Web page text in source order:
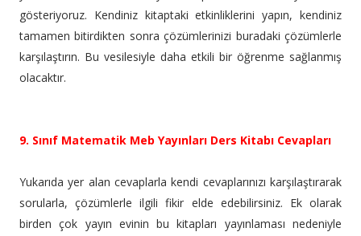
gösteriyoruz. Kendiniz kitaptaki etkinliklerini yapın, kendiniz
tamamen bitirdikten sonra çözümlerinizi buradaki çözümlerle
karşılaştırın. Bu vesilesiyle daha etkili bir öğrenme sağlanmış
olacaktır.
9. Sınıf Matematik Meb Yayınları Ders Kitabı Cevapları
Yukarıda yer alan cevaplarla kendi cevaplarınızı karşılaştırarak
sorularla, çözümlerle ilgili fikir elde edebilirsiniz. Ek olarak
birden çok yayın evinin bu kitapları yayınlaması nedeniyle